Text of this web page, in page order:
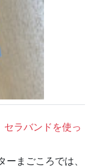
セラバンドを使っ
まごころでは、